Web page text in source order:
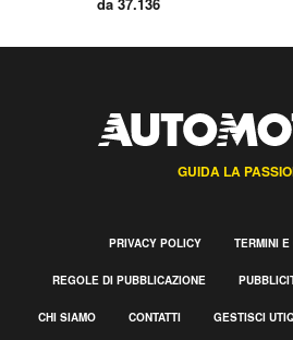
da 37.136
GUIDA LA
PRIVACY POLICY TERMINI E
REGOLE DI PUBBLICAZIONE
CHI SIAMO CONTATTI GESTISCI